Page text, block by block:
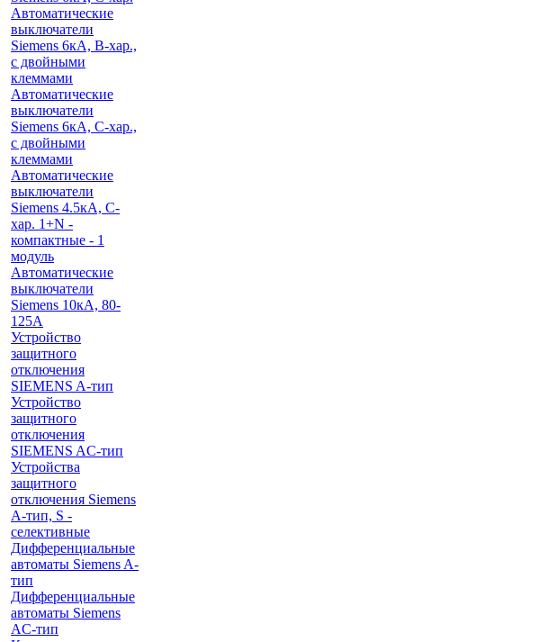
Автоматические
выключатели
Siemens 6кА, B-хар.,
с двойными
клеммами
Автоматические
выключатели
Siemens 6кА, C-хар.,
с двойными
клеммами
Автоматические
выключатели
Siemens 4.5кА, C-
хар. 1+N -
компактные - 1
модуль
Автоматические
выключатели
Siemens 10кА, 80-
125A
Устройство
защитного
отключения
SIEMENS A-тип
Устройство
защитного
отключения
SIEMENS AС-тип
Устройства
защитного
отключения Siemens
A-тип, S -
селективные
Дифференциальные
автоматы Siemens A-
тип
Дифференциальные
автоматы Siemens
AС-тип